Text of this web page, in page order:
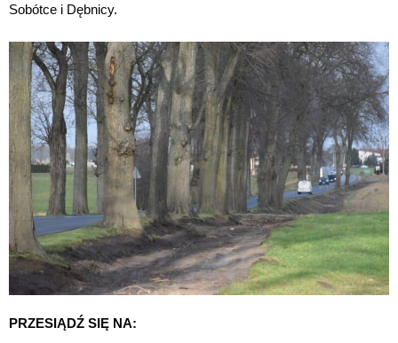
Sobótce i Dębnicy.
PRZESIĄDŹ SIĘ NA: